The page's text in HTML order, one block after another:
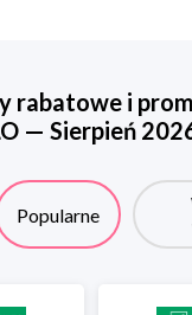
rabatowe i
— Sierpień
Popularne